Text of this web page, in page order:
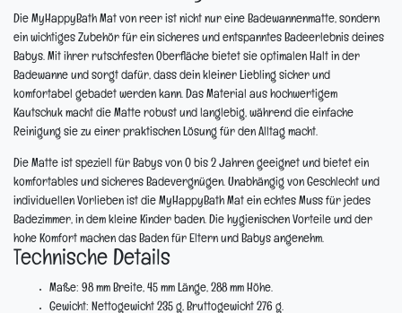
Die MyHappyBath Mat von reer ist nicht nur eine Badewannenmatte, sondern
ein wichtiges Zubehör für ein sicheres und entspanntes Badeerlebnis deines
Babys. Mit ihrer rutschfesten Oberfläche bietet sie optimalen Halt in der
Badewanne und sorgt dafür, dass dein kleiner Liebling sicher und
komfortabel gebadet werden kann. Das Material aus hochwertigem
Kautschuk macht die Matte robust und langlebig, während die einfache
Reinigung sie zu einer praktischen Lösung für den Alltag macht.
Die Matte ist speziell für Babys von 0 bis 2 Jahren geeignet und bietet ein
komfortables und sicheres Badevergnügen. Unabhängig von Geschlecht und
individuellen Vorlieben ist die MyHappyBath Mat ein echtes Muss für jedes
Badezimmer, in dem kleine Kinder baden. Die hygienischen Vorteile und der
hohe Komfort machen das Baden für Eltern und Babys angenehm.
Technische Details
Maße: 98 mm Breite, 45 mm Länge, 288 mm Höhe.
Gewicht: Nettogewicht 235 g, Bruttogewicht 276 g.